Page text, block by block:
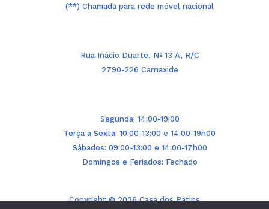
(**) Chamada para rede móvel nacional
Rua Inácio Duarte, Nº 13 A, R/C
2790-226 Carnaxide
Segunda: 14:00-19:00
Terça a Sexta: 10:00-13:00 e 14:00-19h00
Sábados: 09:00-13:00 e 14:00-17h00
Domingos e Feriados: Fechado
Copyright © 2026 Casa dos Patins